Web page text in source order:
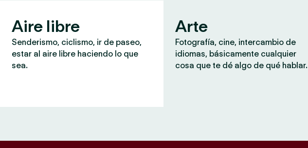
Aire libre
Senderismo, ciclismo, ir de paseo,
estar al aire libre haciendo lo que
sea.
Arte
Fotografía, cine, intercambio de
idiomas, básicamente cualquier
cosa que te dé algo de qué hablar.